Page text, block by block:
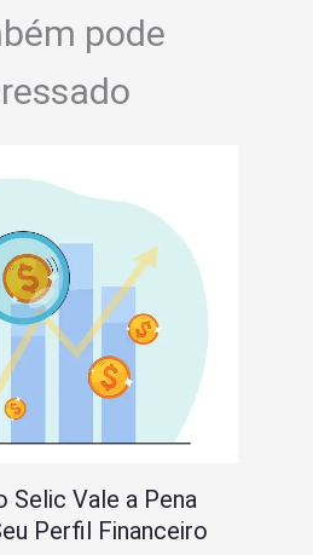
pode
Selic Vale a Pena
Perfil Financeiro